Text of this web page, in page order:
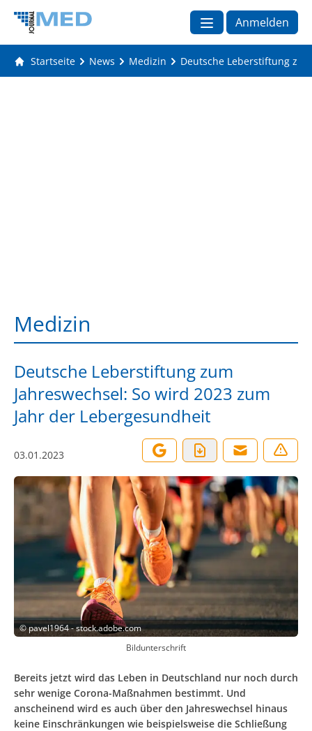
Anmelden
Startseite News Medizin Deutsche Leberstiftung
Medizin
Deutsche Leberstiftung zum
Jahreswechsel: So wird 2023 zum
Jahr der Lebergesundheit
03.01.2023
©pavel1964 - stock.adobe.com
Bildunterschrift
Bereits jetzt wird das Leben in Deutschland nur noch durch
sehr wenige Corona-Maßnahmen bestimmt. Und
anscheinend wird es auch über den Jahreswechsel hinaus
keine Einschränkungen wie beispielsweise die Schließung